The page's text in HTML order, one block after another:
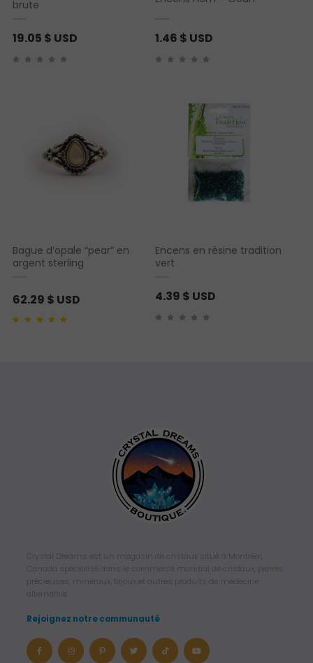
brute
19.05 $ USD 1.46 $ USD
Bague d’opale “pear” en
argent sterling
62.29 $ USD
Encens en résine tradition
vert
4.39 $ USD
Crystal Dreams est un magasin de cristaux situé à Montréal,
Canada spécialisé dans le commerce mondial de cristaux, pierres
précieuses, minéraux, bijoux et autres produits de médecine
alternative.
Rejoignez notre communauté